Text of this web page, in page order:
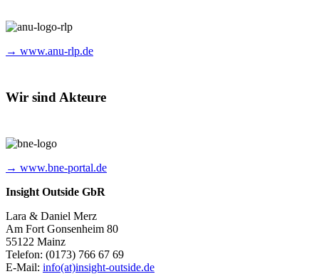
→ www.anu-rlp.de
Wir sind Akteure
→ www.bne-portal.de
Insight Outside GbR
Lara & Daniel Merz
Am Fort Gonsenheim 80
55122 Mainz
Telefon: (0173) 766 67 69
E-Mail: info(at)insight-outside.de